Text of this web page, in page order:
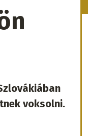
voksolni.